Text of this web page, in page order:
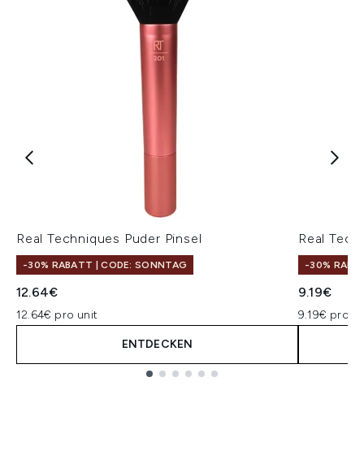
Real Techniques Puder Pinsel
-30% RABATT | CODE: SONNTAG
12.64€
12.64€ pro unit
ENTDECKEN
Real
-30%
9.19€
9.19€ pro